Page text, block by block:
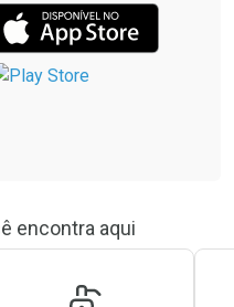
encontra aqui